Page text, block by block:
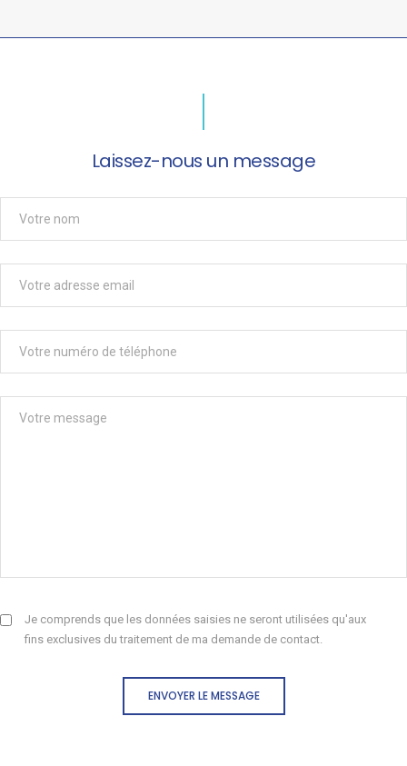
Laissez-nous un message
Je comprends que les données saisies ne seront utilisées qu'aux
fins exclusives du traitement de ma demande de contact.
ENVOYER LE MESSAGE